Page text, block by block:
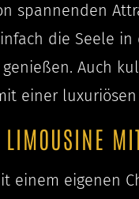
spannenden
die Seele
Auch
einer
LIMOUSINE
einem eigenen